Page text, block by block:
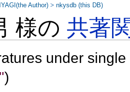
様の共著
under
)
Author) >nkysdb (this DB)